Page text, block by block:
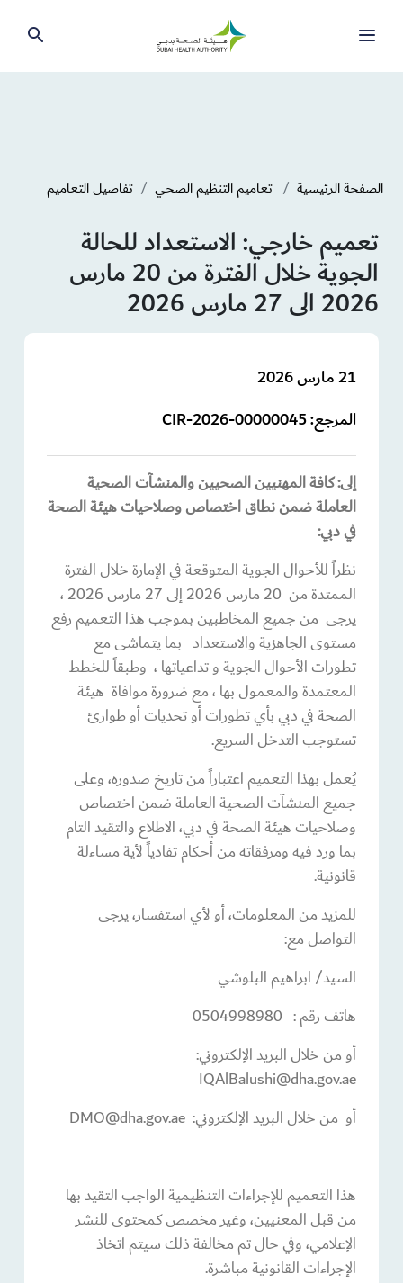
الصفحة الرئيسية تعاميم التنظيم الصحي تفاصيل التعاميم
تعميم خارجي: الاستعداد للحالة
الجوية خلال الفترة من 20 مارس
2026 الى 27 مارس 2026
21 مارس 2026
المرجع:CIR-2026-00000045
إلى: كافة المهنيين الصحيين والمنشآت الصحية
العاملة ضمن نطاق اختصاص وصلاحيات هيئة الصحة
في دبي:
نظراً للأحوال الجوية المتوقعة في الإمارة خلال الفترة
الممتدة من 20 مارس 2026 إلى 27 مارس 2026 ،
يرجى من جميع المخاطبين بموجب هذا التعميم رفع
مستوى الجاهزية والاستعداد بما يتماشى مع
تطورات الأحوال الجوية و تداعياتها ، وطبقاً للخطط
المعتمدة والمعمول بها ، مع ضرورة موافاة هيئة
الصحة في دبي بأي تطورات أو تحديات أو طوارئ
تستوجب التدخل السريع.
يُعمل بهذا التعميم اعتباراً من تاريخ صدوره، وعلى
جميع المنشآت الصحية العاملة ضمن اختصاص
وصلاحيات هيئة الصحة في دبي، الاطلاع والتقيد التام
بما ورد فيه ومرفقاته من أحكام تفادياً لأية مساءلة
قانونية.
للمزيد من المعلومات، أو لأي استفسار، يرجى
التواصل مع:
السيد/ ابراهيم البلوشي
هاتف رقم : 0504998980
أو من خلال البريد الإلكتروني:
IQAlBalushi@dha.gov.ae
أو من خلال البريد الإلكتروني: DMO@dha.gov.ae
هذا التعميم للإجراءات التنظيمية الواجب التقيد بها
من قبل المعنيين، وغير مخصص كمحتوى للنشر
الإعلامي، وفي حال تم مخالفة ذلك سيتم اتخاذ
الإجراءات القانونية مباشرة.